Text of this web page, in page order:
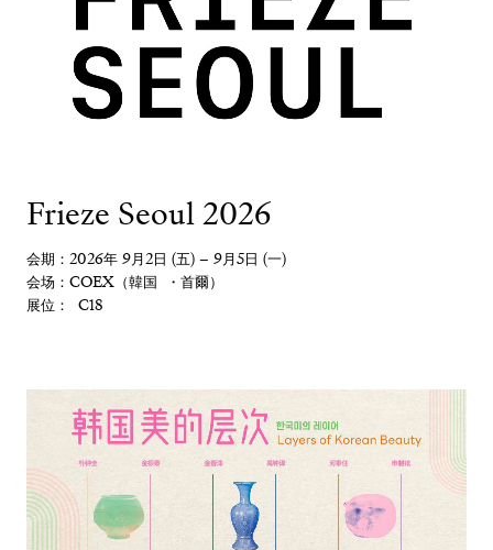
Frieze Seoul 2026
会期：2026年 9月2日 (五) – 9月5日 (一)
会场：COEX（韓国 ・首爾）
展位： C18